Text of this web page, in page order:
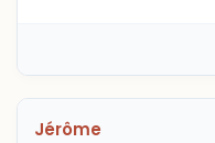
Jérôme